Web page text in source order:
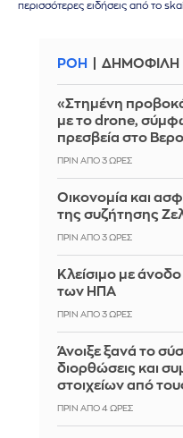
περισσότερες ειδήσεις από το
ΡΟΗ ΔΗΜΟΦΙΛΗ
«Στημένη
με το drone,
πρεσβεία στο
ΠΡΙΝ ΑΠΌ 3 ΏΡΕΣ
Οικονομία και
της συζήτησης
ΠΡΙΝ ΑΠΌ 3 ΏΡΕΣ
Κλείσιμο με
των ΗΠΑ
ΠΡΙΝ ΑΠΌ 3 ΏΡΕΣ
Άνοιξε ξανά το
διορθώσεις και
στοιχείων από
ΠΡΙΝ ΑΠΌ 4 ΏΡΕΣ